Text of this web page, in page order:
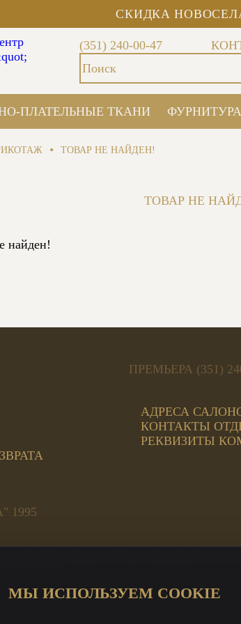
СКИДКА
(351) 240-00-47
ПЛАТЕЛЬНЫЕ ТКАНИ ФУРНИТУРА
• ТОВАР НЕ НАЙДЕН!
ТОВАР НЕ
найден!
ПРЕМЬЕРА (351)
АДРЕСА
КОНТАКТЫ
РЕКВИЗИТЫ
1995
2 этаж ЦИ Магнит
МЫ ИСПОЛЬЗУЕМ COOKIE